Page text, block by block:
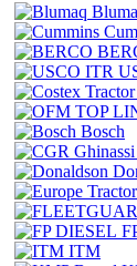
Bosch
ITM